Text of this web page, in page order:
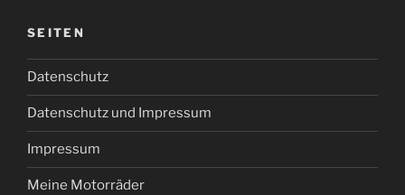
SEITEN
Datenschutz
Datenschutz und Impressum
Impressum
Meine Motorräder